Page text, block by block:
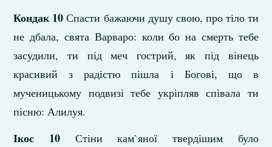
Кондак 10 Спасти бажаючи душу свою, про тіло ти
не дбала, свята Варваро: коли бо на смерть тебе
засудили, ти під меч гострий, як під вінець
красивий з радістю пішла і Богові, що в
мученицькому подвизі тебе укріпляв співала ти
пісню: Алилуя.
Ікос 10 Стіни кам`яної твердішим було